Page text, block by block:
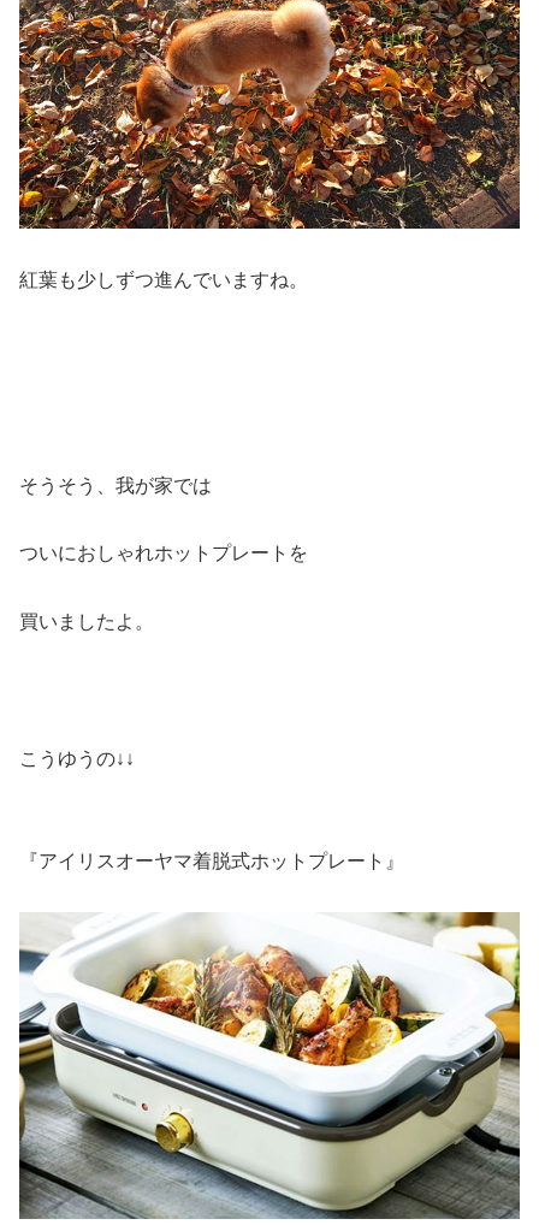
紅葉も少しずつ進んでいますね。
そうそう、我が家では
ついにおしゃれホットプレートを
買いましたよ。
こうゆうの↓↓
『アイリスオーヤマ着脱式ホットプレート』